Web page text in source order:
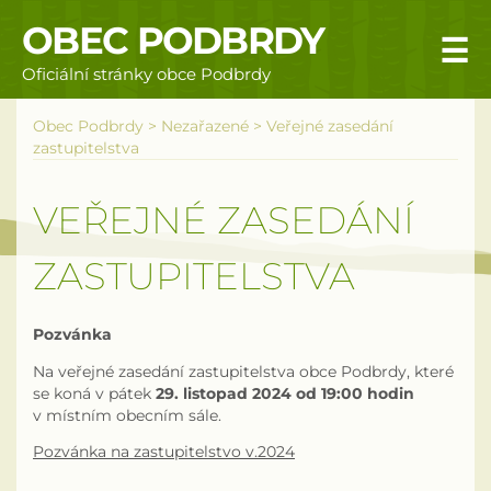
OBEC PODBRDY
Oficiální stránky obce Podbrdy
☰
Obecní úřad
Povinné informace
Rizika a nebezpečí
Územní plán obce Podbrdy
Obec Podbrdy > Nezařazené > Veřejné zasedání
zastupitelstva
VEŘEJNÉ ZASEDÁNÍ
ZASTUPITELSTVA
Pozvánka
Na veřejné zasedání zastupitelstva obce Podbrdy, které
se koná v pátek 29. listopad 2024 od 19:00 hodin
v místním obecním sále.
Pozvánka na zastupitelstvo v.2024